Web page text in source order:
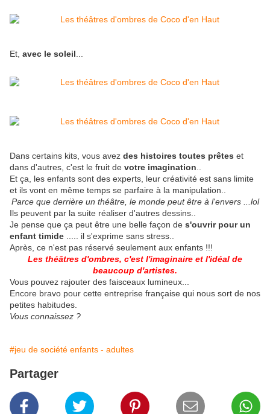
Et, avec le soleil
Dans certains kits, vous avez des histoires toutes prêtes et
dans d'autres, c'est le fruit de votre imagination
Et ça, les enfants sont des experts, leur créativité est sans limite
et ils vont en même temps se parfaire à la manipulation..
Parce que derrière un théâtre, le monde peut être à l'envers ...lol
Ils peuvent par la suite réaliser d'autres dessins..
Je pense que ça peut être une belle façon de s'ouvrir pour un
enfant timide ..... il s'exprime sans stress..
Après, ce n'est pas réservé seulement aux enfants !!!
Les théâtres d'ombres, c'est l'imaginaire et l'idéal de
beaucoup d'artistes.
Vous pouvez rajouter des faisceaux lumineux...
Encore bravo pour cette entreprise française qui nous sort de nos
petites habitudes.
Vous connaissez ?
#jeu de société enfants - adultes
Partager